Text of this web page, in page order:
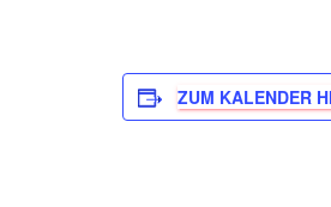
ZUM KALENDER